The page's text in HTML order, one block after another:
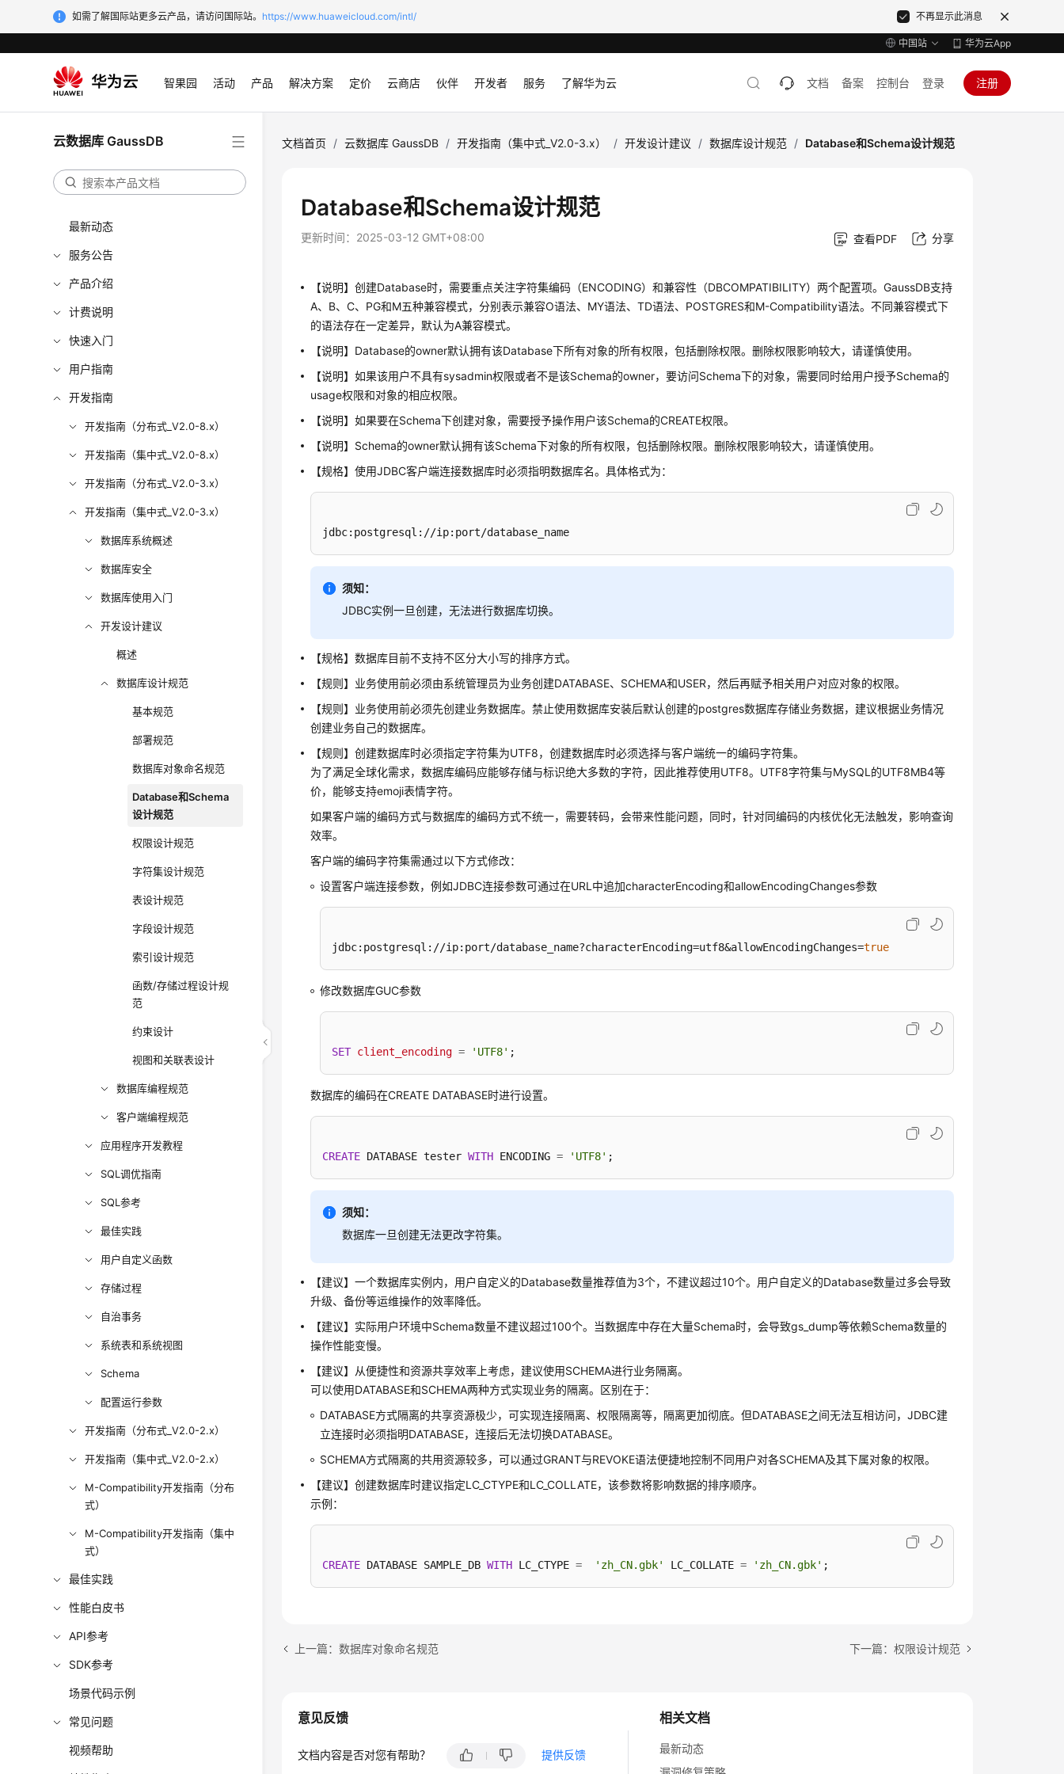
如需了解国际站更多云产品，请访问国际站。 https://www.huaweicloud.com/intl/ 不再显示此消息
中国站 华为云App
智果园 活动 产品 解决方案 定价 云商店 伙伴 开发者 服务 了解华为云 文档 备案 控制台 登录 注册
云数据库 GaussDB
最新动态
服务公告
产品介绍
计费说明
快速入门
用户指南
开发指南
开发指南（分布式_V2.0-8.x）
开发指南（集中式_V2.0-8.x）
开发指南（分布式_V2.0-3.x）
开发指南（集中式_V2.0-3.x）
数据库系统概述
数据库安全
数据库使用入门
开发设计建议
概述
数据库设计规范
基本规范
部署规范
数据库对象命名规范
Database和Schema
设计规范
权限设计规范
字符集设计规范
表设计规范
字段设计规范
索引设计规范
函数/存储过程设计规
范
约束设计
视图和关联表设计
数据库编程规范
客户端编程规范
应用程序开发教程
SQL调优指南
SQL参考
最佳实践
用户自定义函数
存储过程
自治事务
系统表和系统视图
Schema
配置运行参数
开发指南（分布式_V2.0-2.x）
开发指南（集中式_V2.0-2.x）
M-Compatibility开发指南（分布
式）
M-Compatibility开发指南（集中
式）
最佳实践
性能白皮书
API参考
SDK参考
场景代码示例
常见问题
视频帮助
文档首页 / 云数据库 GaussDB / 开发指南（集中式_V2.0-3.x） / 开发设计建议 / 数据库设计规范 / Database和Schema设计规范
Database和Schema设计规范
更新时间： 2025-03-12 GMT+08:00 查看PDF 分享
【说明】创建Database时，需要重点关注字符集编码（ENCODING）和兼容性（DBCOMPATIBILITY）两个配置项。GaussDB支持
A、B、C、PG和M五种兼容模式，分别表示兼容O语法、MY语法、TD语法、POSTGRES和M-Compatibility语法。不同兼容模式下
的语法存在一定差异，默认为A兼容模式。
【说明】Database的owner默认拥有该Database下所有对象的所有权限，包括删除权限。删除权限影响较大，请谨慎使用。
【说明】如果该用户不具有sysadmin权限或者不是该Schema的owner，要访问Schema下的对象，需要同时给用户授予Schema的
usage权限和对象的相应权限。
【说明】如果要在Schema下创建对象，需要授予操作用户该Schema的CREATE权限。
【说明】Schema的owner默认拥有该Schema下对象的所有权限，包括删除权限。删除权限影响较大，请谨慎使用。
【规格】使用JDBC客户端连接数据库时必须指明数据库名。具体格式为：
jdbc:postgresql://ip:port/database_name
须知：
JDBC实例一旦创建，无法进行数据库切换。
【规格】数据库目前不支持不区分大小写的排序方式。
【规则】业务使用前必须由系统管理员为业务创建DATABASE、SCHEMA和USER，然后再赋予相关用户对应对象的权限。
【规则】业务使用前必须先创建业务数据库。禁止使用数据库安装后默认创建的postgres数据库存储业务数据，建议根据业务情况
创建业务自己的数据库。
【规则】创建数据库时必须指定字符集为UTF8，创建数据库时必须选择与客户端统一的编码字符集。
为了满足全球化需求，数据库编码应能够存储与标识绝大多数的字符，因此推荐使用UTF8。UTF8字符集与MySQL的UTF8MB4等
价，能够支持emoji表情字符。
如果客户端的编码方式与数据库的编码方式不统一，需要转码，会带来性能问题，同时，针对同编码的内核优化无法触发，影响查询
效率。
客户端的编码字符集需通过以下方式修改：
设置客户端连接参数，例如JDBC连接参数可通过在URL中追加characterEncoding和allowEncodingChanges参数
jdbc:postgresql://ip:port/database_name?characterEncoding=utf8&allowEncodingChanges=true
修改数据库GUC参数
SET client_encoding = 'UTF8' ;
数据库的编码在CREATE DATABASE时进行设置。
CREATE DATABASE tester WITH ENCODING = 'UTF8' ;
须知：
数据库一旦创建无法更改字符集。
【建议】一个数据库实例内，用户自定义的Database数量推荐值为3个，不建议超过10个。用户自定义的Database数量过多会导致
升级、备份等运维操作的效率降低。
【建议】实际用户环境中Schema数量不建议超过100个。当数据库中存在大量Schema时，会导致gs_dump等依赖Schema数量的
操作性能变慢。
【建议】从便捷性和资源共享效率上考虑，建议使用SCHEMA进行业务隔离。
可以使用DATABASE和SCHEMA两种方式实现业务的隔离。区别在于：
DATABASE方式隔离的共享资源极少，可实现连接隔离、权限隔离等，隔离更加彻底。但DATABASE之间无法互相访问，JDBC建
立连接时必须指明DATABASE，连接后无法切换DATABASE。
SCHEMA方式隔离的共用资源较多，可以通过GRANT与REVOKE语法便捷地控制不同用户对各SCHEMA及其下属对象的权限。
【建议】创建数据库时建议指定LC_CTYPE和LC_COLLATE，该参数将影响数据的排序顺序。
示例：
CREATE DATABASE SAMPLE_DB WITH LC_CTYPE = 'zh_CN.gbk' LC_COLLATE = 'zh_CN.gbk' ;
上一篇：数据库对象命名规范 下一篇：权限设计规范
相关文档
最新动态
意见反馈
文档内容是否对您有帮助？ 提供反馈